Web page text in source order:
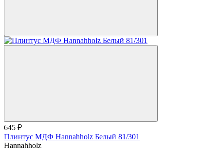
645 ₽
Плинтус МДФ Hannahholz Белый 81/301
Hannahholz